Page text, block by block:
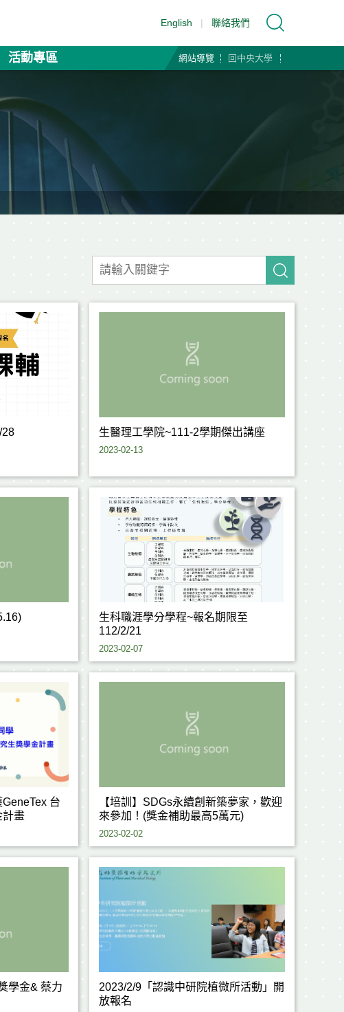
English | 聯絡我們
活動專區 網站導覽 回中央大學
28 生醫理工學院~111-2學期傑出講座
2023-02-13
生科職涯學分學程~報名期限至
112/2/21
2023-02-07
台
計畫
【培訓】SDGs永續創新築夢家，歡迎
來參加！(獎金補助最高5萬元)
2023-02-02
學金& 蔡力
2023/2/9「認識中研院植微所活動」開
放報名